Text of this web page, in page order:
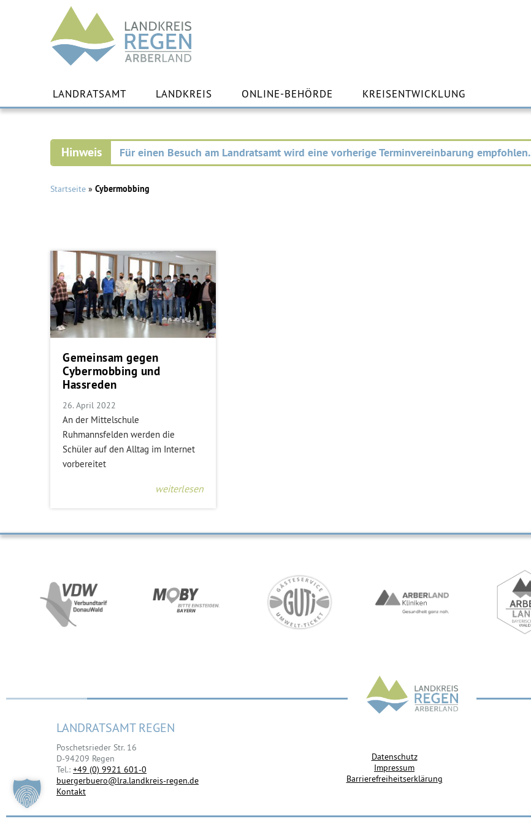
Landkreis
Regen
Inhalt
springen
LANDRATSAMT LANDKREIS ONLINE-BEHÖRDE KREISENTWICKLUNG
Für einen Besuch am Landratsamt wird eine vorherige Terminvereinbarung empfohlen.
Startseite » Cybermobbing
Gemeinsam gegen
Cybermobbing und
Hassreden
26. April 2022
An der Mittelschule
Ruhmannsfelden werden die
Schüler auf den Alltag im Internet
vorbereitet
weiterlesen
LANDRATSAMT REGEN
Poschetsrieder Str. 16
D-94209 Regen
Tel.: +49 (0) 9921 601-0
buergerbuero@lra.landkreis-regen.de
Kontakt
Datenschutz
Impressum
Barrierefreiheitserklärung